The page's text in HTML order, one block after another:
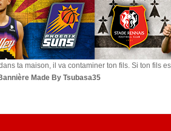
ta maison, il va contaminer ton fils. Si ton fils
Made By Tsubasa35